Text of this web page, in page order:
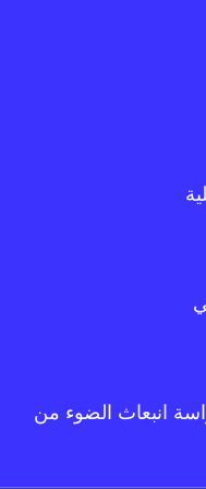
انبعاث الضوء من